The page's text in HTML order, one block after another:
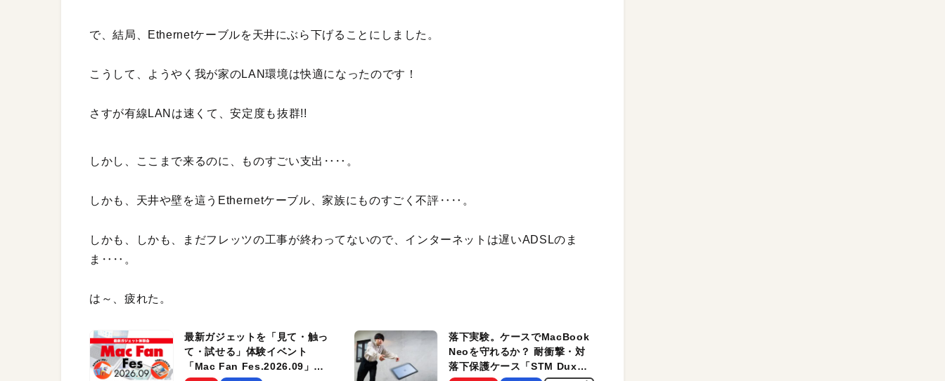
で、結局、Ethernetケーブルを天井にぶら下げることにしました。
こうして、ようやく我が家のLAN環境は快適になったのです！
さすが有線LANは速くて、安定度も抜群!!
しかし、ここまで来るのに、ものすごい支出‥‥。
しかも、天井や壁を這うEthernetケーブル、家族にものすごく不評‥‥。
しかも、しかも、まだフレッツの工事が終わってないので、インターネットは遅いADSLのま
ま‥‥。
は～、疲れた。
最新ガジェットを「見て・触っ
て・試せる」体験イベント
「Mac Fan Fes.2026.09」
落下実験。ケースでMacBook
Neoを守れるか？ 耐衝撃・対
落下保護ケース「STM Dux